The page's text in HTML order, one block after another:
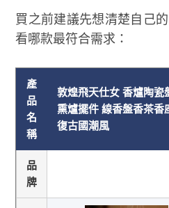
買之前建議先想清楚自己
看哪款最符合需求：
產
品
名
稱
敦煌飛天仕女 香爐陶瓷
熏爐擺件 線香盤香茶香
復古國潮風
品
牌